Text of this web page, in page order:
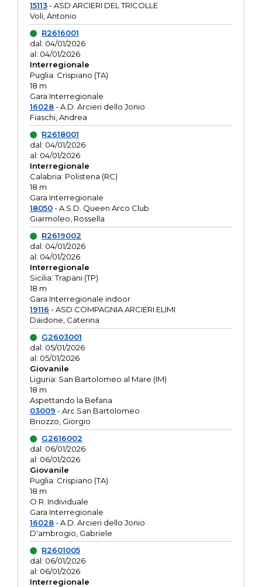
15113- ASD ARCIERI DEL TRICOLLE
Voli, Antonio
R2616001
dal: 04/01/2026
al: 04/01/2026
Interregionale
Puglia: Crispiano (TA)
18 m
Gara Interregionale
16028- A.D. Arcieri dello Jonio
Fiaschi, Andrea
R2618001
dal: 04/01/2026
al: 04/01/2026
Interregionale
Calabria: Polistena (RC)
18 m
Gara Interregionale
18050- A.S.D. Queen Arco Club
Giarmoleo, Rossella
R2619002
dal: 04/01/2026
al: 04/01/2026
Interregionale
Sicilia: Trapani (TP)
18 m
Gara Interregionale indoor
19116 - ASD COMPAGNIA ARCIERI ELIMI
Daidone, Caterina
G2603001
dal: 05/01/2026
al: 05/01/2026
Giovanile
Liguria: San Bartolomeo al Mare (IM)
18 m
Aspettando la Befana
03009 - Arc.San Bartolomeo
Briozzo, Giorgio
G2616002
dal: 06/01/2026
al: 06/01/2026
Giovanile
Puglia: Crispiano (TA)
18 m
O.R. Individuale
Gara Interregionale
16028- A.D. Arcieri dello Jonio
D'ambrogio, Gabriele
R2601005
dal: 06/01/2026
al: 06/01/2026
Interregionale